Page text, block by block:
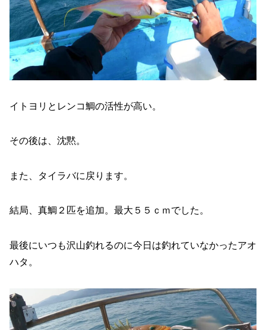
イトヨリとレンコ鯛の活性が高い。
その後は、沈黙。
また、タイラバに戻ります。
結局、真鯛２匹を追加。最大５５ｃｍでした。
最後にいつも沢山釣れるのに今日は釣れていなかったアオ
ハタ。